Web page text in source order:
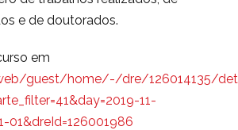
e de doutorados.
em
guest/home/-/dre/126014135/
11-
01&dreId=126001986